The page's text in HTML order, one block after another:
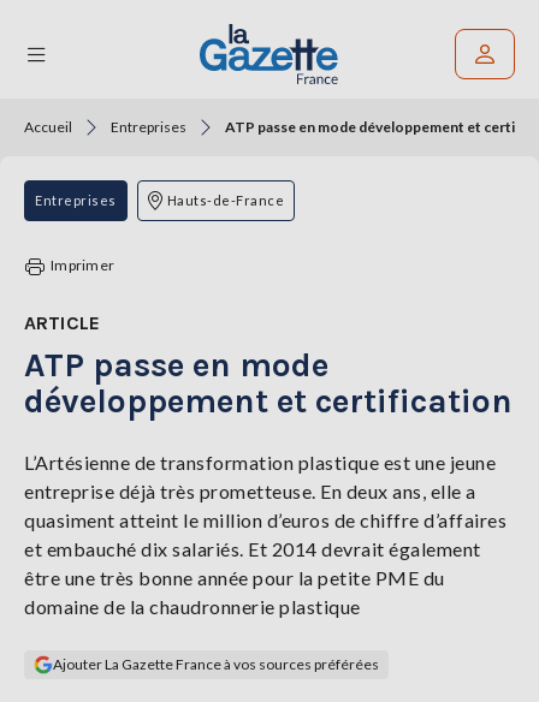
THÉMATIQUES
RÉGIONS
TENDANCES
SERVICES
GAZETTE
Se
connecter
Accueil Entreprises ATP passe en mode développement et
Entreprises Hauts-de-France
Imprimer
ARTICLE
ATP passe en mode
développement et certification
L’Artésienne de transformation plastique est une jeune
entreprise déjà très prometteuse. En deux ans, elle a
quasiment atteint le million d’euros de chiffre d’affaires
et embauché dix salariés. Et 2014 devrait également
être une très bonne année pour la petite PME du
domaine de la chaudronnerie plastique
Ajouter La Gazette France à vos sources préférées